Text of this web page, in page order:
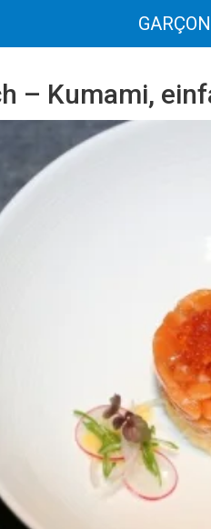
– Kumami,